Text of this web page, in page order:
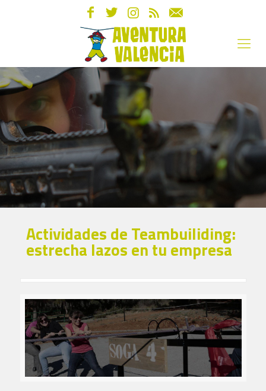
Actividades de Teambuiliding:
estrecha lazos en tu empresa